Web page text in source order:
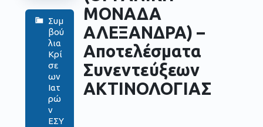
Συμ
βού
λια
Κρί
σε
ων
Ιατ
ρώ
ν
ΕΣΥ
ΜΟΝΑΔΑ
ΑΛΕΞΑΝΔΡΑ) –
Αποτελέσματα
Συνεντεύξεων
ΑΚΤΙΝΟΛΟΓΙΑΣ